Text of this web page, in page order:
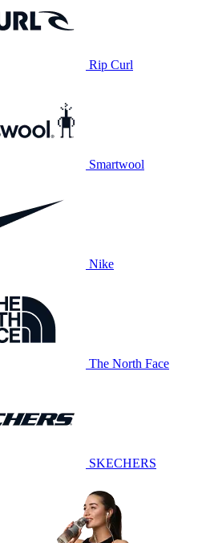
Rip Curl
Smartwool
Nike
The North Face
SKECHERS